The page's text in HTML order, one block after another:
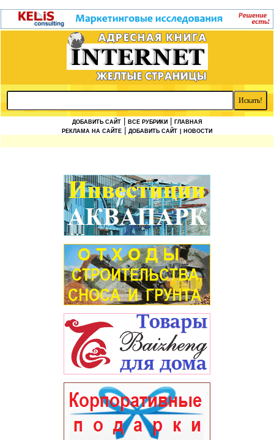
ДОБАВИТЬ САЙТ ВСЕ РУБРИКИ
ГЛАВНАЯ
РЕКЛАМА НА САЙТЕ
ДОБАВИТЬ САЙТ | НОВОСТИ